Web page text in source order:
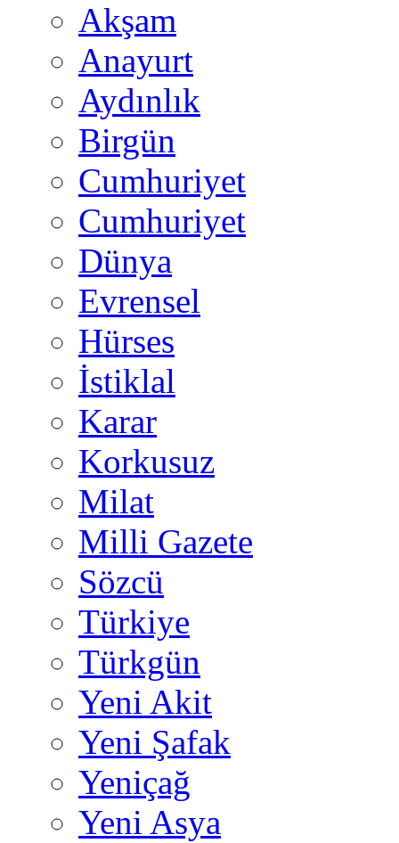
Akşam
Anayurt
Aydınlık
Birgün
Cumhuriyet
Cumhuriyet
Dünya
Evrensel
Hürses
İstiklal
Karar
Korkusuz
Milat
Milli Gazete
Sözcü
Türkiye
Türkgün
Yeni Akit
Yeni Şafak
Yeniçağ
Yeni Asya